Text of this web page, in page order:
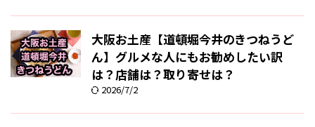
大阪お土産【道頓堀今井のきつねうど
ん】グルメな人にもお勧めしたい訳
は？店舗は？取り寄せは？
2026/7/2